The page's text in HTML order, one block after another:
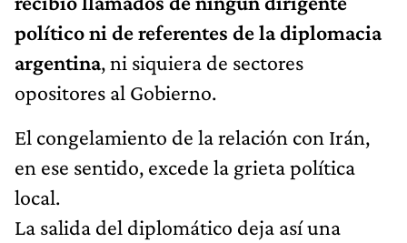
político ni de referentes de la diplomacia
argentina, ni siquiera de sectores
opositores al Gobierno.
El congelamiento de la relación con Irán,
en ese sentido, excede la grieta política
local.
La salida del diplomático deja así una